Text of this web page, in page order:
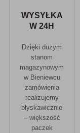
WYSYŁKA
W 24H
Dzięki dużym
stanom
magazynowym
w Bieniewcu
zamówienia
realizujemy
błyskawicznie
– większość
paczek